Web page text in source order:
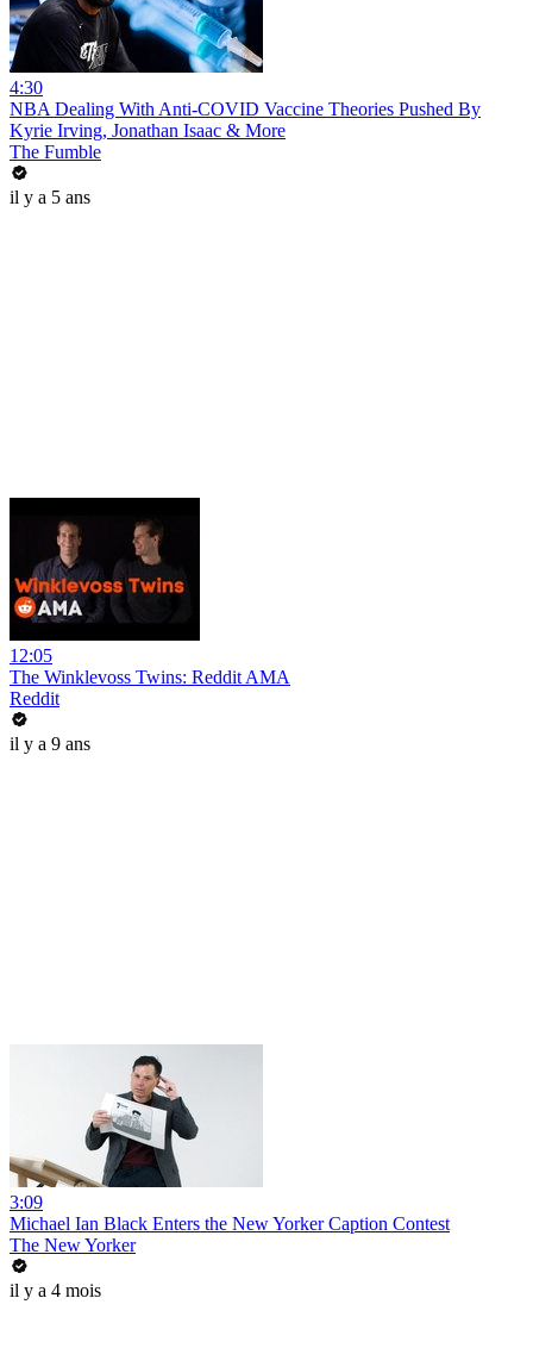
4:30
NBA Dealing With Anti-COVID Vaccine Theories Pushed By
Kyrie Irving, Jonathan Isaac & More
The Fumble
il y a 5 ans
12:05
The Winklevoss Twins: Reddit AMA
Reddit
il y a 9 ans
3:09
Michael Ian Black Enters the New Yorker Caption Contest
The New Yorker
il y a 4 mois